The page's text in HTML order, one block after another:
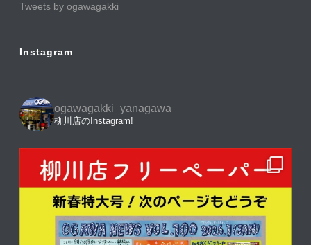
Tweets by ogawagakki
Instagram
ogawagakki_yanagawa
柳川店のInstagram!